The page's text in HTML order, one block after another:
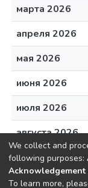
марта 2026
апреля 2026
мая 2026
июня 2026
июля 2026
августа 2026
We collect and
following purposes:
Acknowledgement
To learn more,